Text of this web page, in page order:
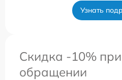
Узнать
Скидка -10%
обращении